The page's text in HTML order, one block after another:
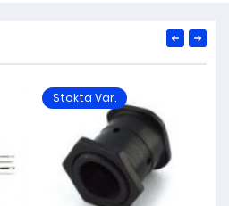
Stokta Var.